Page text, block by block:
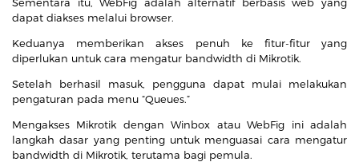
dapat diakses melalui browser.
Keduanya memberikan akses penuh ke fitur-fitur yang
diperlukan untuk cara mengatur bandwidth di Mikrotik.
Setelah berhasil masuk, pengguna dapat mulai melakukan
pengaturan pada menu “Queues.”
Mengakses Mikrotik dengan Winbox atau WebFig ini adalah
langkah dasar yang penting untuk menguasai cara mengatur
bandwidth di Mikrotik, terutama bagi pemula.